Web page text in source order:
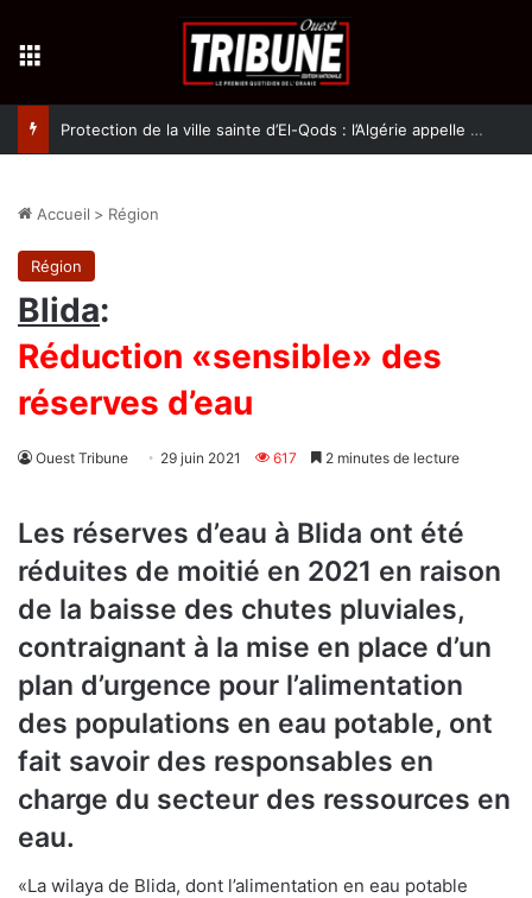
Protection de la ville sainte d’El-Qods : l’Algérie appelle à une action collective
Accueil > Région
Région
Blida:
Réduction «sensible» des
réserves d’eau
Ouest Tribune 29 juin 2021 617 2 minutes de lecture
Les réserves d’eau à Blida ont été
réduites de moitié en 2021 en raison
de la baisse des chutes pluviales,
contraignant à la mise en place d’un
plan d’urgence pour l’alimentation
des populations en eau potable, ont
fait savoir des responsables en
charge du secteur des ressources en
eau.
«La wilaya de Blida, dont l’alimentation en eau potable